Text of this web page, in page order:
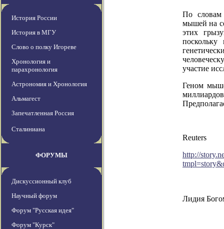
История России
История в МГУ
Слово о полку Игореве
Хронология и
парахронология
Астрономия и Хронология
Альмагест
Запечатленная Россия
Сталиниана
ФОРУМЫ
Дискуссионный клуб
Научный форум
Форум "Русская идея"
Форум "Курск"
По словам
мышей на
этих
участие
Геном
Reuters
http://
Лидия